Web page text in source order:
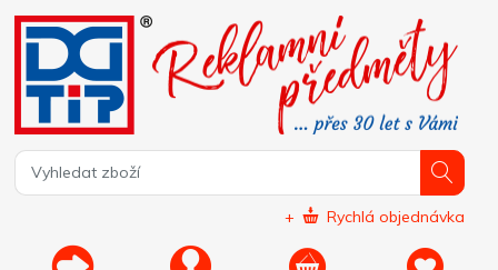
+ Rychlá objednávka